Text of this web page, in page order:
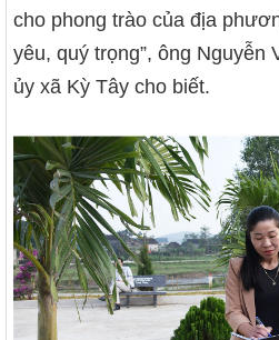
cho phong trào của địa
yêu, quý trọng”, ông Nguyễn
ủy xã Kỳ Tây cho biết.